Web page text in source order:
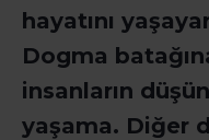
hayatını
Dogma
insanların
yaşama. Diğer